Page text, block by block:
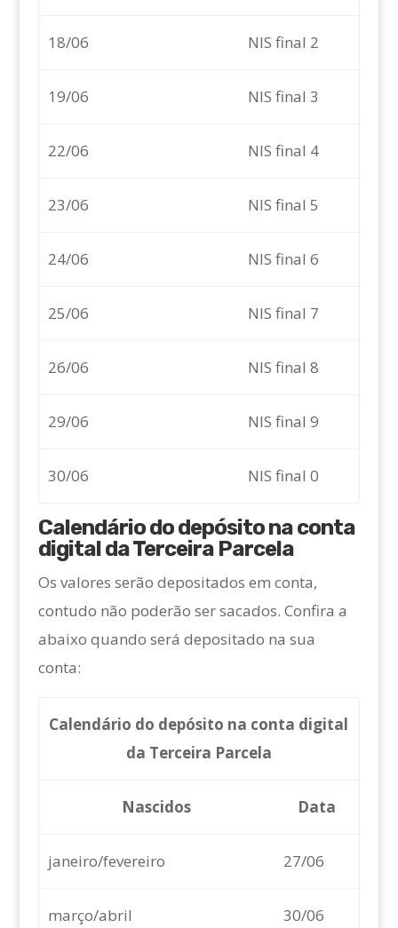
18/06 NIS final 2
19/06 NIS final 3
22/06 NIS final 4
23/06 NIS final 5
24/06 NIS final 6
25/06 NIS final 7
26/06 NIS final 8
29/06 NIS final 9
30/06 NIS final 0
Calendário do depósito na conta
digital da Terceira Parcela
Os valores serão depositados em conta,
contudo não poderão ser sacados. Confira a
abaixo quando será depositado na sua
conta:
Calendário do depósito na conta digital
da Terceira Parcela
Nascidos Data
janeiro/fevereiro 27/06
março/abril 30/06